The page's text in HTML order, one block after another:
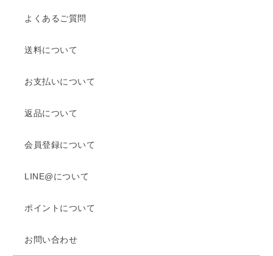
よくあるご質問
送料について
お支払いについて
返品について
会員登録について
LINE@について
ポイントについて
お問い合わせ